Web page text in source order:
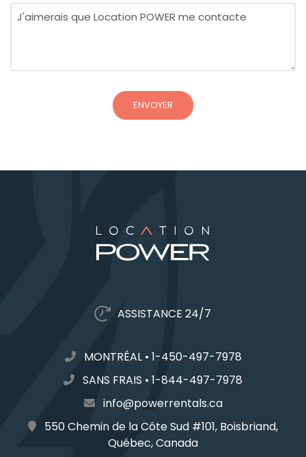
Message
ASSISTANCE 24/7
MONTRÉAL • 1-450-497-7978
SANS FRAIS • 1-844-497-7978
info@powerrentals.ca
550 Chemin de la Côte Sud #101, Boisbriand,
Québec, Canada